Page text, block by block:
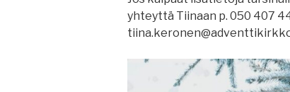
yhteyttä Tiinaan p. 050 407